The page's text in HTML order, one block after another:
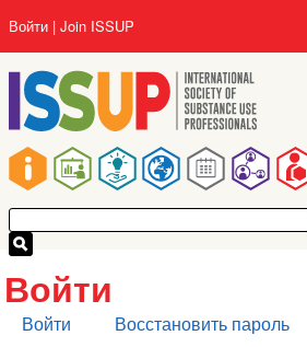
основному
содержанию
Main
navigation
User
account
menu
Войти Join ISSUP
Войти
Главные
Войти Восстановить пароль